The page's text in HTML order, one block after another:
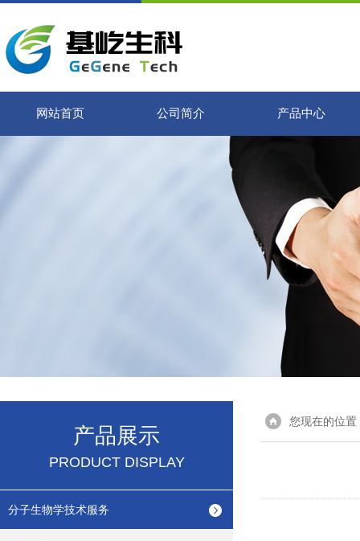
网站首页 公司简介 产品中心
产品展示
PRODUCT DISPLAY
分子生物学技术服务
您现在的位置